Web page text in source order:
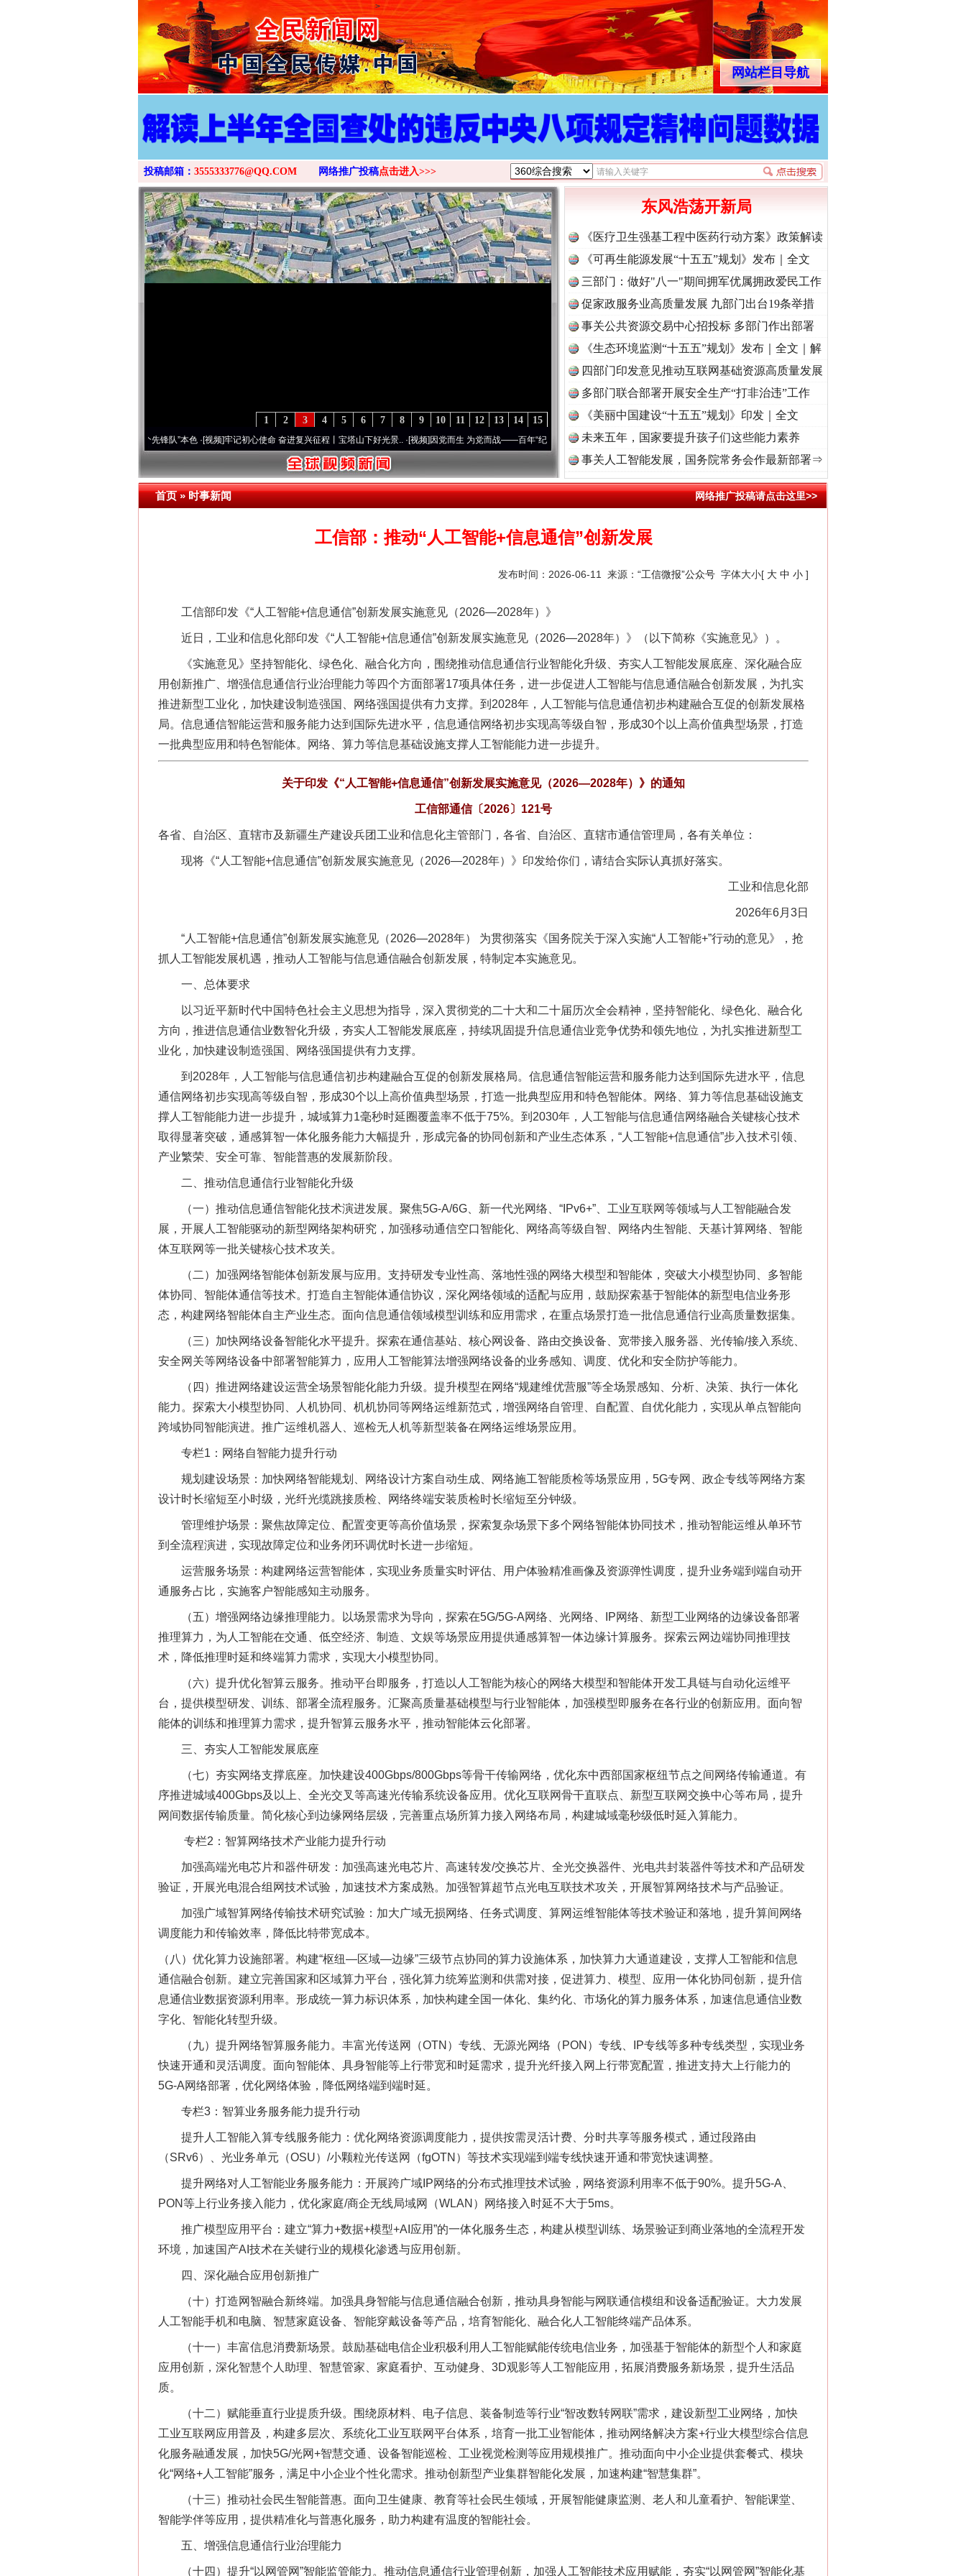
>
网站栏目导航
投稿邮箱： 3555333776@QQ.COM 网络推广投稿点击进入>>>
15
14
13
12
11
10
9
8
7
6
5
4
3
2
1
永葆“两个先锋队”本色·[视频]牢记初心使命 奋进复兴征程丨宝塔山下好光景..·[视频]因党而生 为党而战——百年“纪”事⑧加强纪律.. ·[视频]牢记初心使命 奋进复兴征程丨“转折之城”激荡..·[视频]牢记初心使命 奋进复兴征程丨红船起航处 潮
东风浩荡开新局
《医疗卫生强基工程中医药行动方案》政策解读
《可再生能源发展“十五五”规划》发布｜全文
三部门：做好"八一"期间拥军优属拥政爱民工作
促家政服务业高质量发展 九部门出台19条举措
事关公共资源交易中心招投标 多部门作出部署
《生态环境监测“十五五”规划》发布｜全文｜解
读
四部门印发意见推动互联网基础资源高质量发展
多部门联合部署开展安全生产“打非治违”工作
《美丽中国建设“十五五”规划》印发｜全文
未来五年，国家要提升孩子们这些能力素养
事关人工智能发展，国务院常务会作最新部署⇒
首页»时事新闻 网络推广投稿请点击这里>>
工信部：推动“人工智能+信息通信”创新发展
发布时间：2026-06-11 来源： “工信微报”公众号 字体大小[ 大 中 小 ]
工信部印发《“人工智能+信息通信”创新发展实施意见（2026—2028年）》
近日，工业和信息化部印发《“人工智能+信息通信”创新发展实施意见（2026—2028年）》（以下简称《实施意见》）。
《实施意见》坚持智能化、绿色化、融合化方向，围绕推动信息通信行业智能化升级、夯实人工智能发展底座、深化融合应
用创新推广、增强信息通信行业治理能力等四个方面部署17项具体任务，进一步促进人工智能与信息通信融合创新发展，为扎实
推进新型工业化，加快建设制造强国、网络强国提供有力支撑。到2028年，人工智能与信息通信初步构建融合互促的创新发展格
局。信息通信智能运营和服务能力达到国际先进水平，信息通信网络初步实现高等级自智，形成30个以上高价值典型场景，打造
一批典型应用和特色智能体。网络、算力等信息基础设施支撑人工智能能力进一步提升。
关于印发《“人工智能+信息通信”创新发展实施意见（2026—2028年）》的通知
工信部通信〔2026〕121号
各省、自治区、直辖市及新疆生产建设兵团工业和信息化主管部门，各省、自治区、直辖市通信管理局，各有关单位：
现将《“人工智能+信息通信”创新发展实施意见（2026—2028年）》印发给你们，请结合实际认真抓好落实。
工业和信息化部
2026年6月3日
“人工智能+信息通信”创新发展实施意见（2026—2028年） 为贯彻落实《国务院关于深入实施“人工智能+”行动的意见》，抢
抓人工智能发展机遇，推动人工智能与信息通信融合创新发展，特制定本实施意见。
一、总体要求
以习近平新时代中国特色社会主义思想为指导，深入贯彻党的二十大和二十届历次全会精神，坚持智能化、绿色化、融合化
方向，推进信息通信业数智化升级，夯实人工智能发展底座，持续巩固提升信息通信业竞争优势和领先地位，为扎实推进新型工
业化，加快建设制造强国、网络强国提供有力支撑。
到2028年，人工智能与信息通信初步构建融合互促的创新发展格局。信息通信智能运营和服务能力达到国际先进水平，信息
通信网络初步实现高等级自智，形成30个以上高价值典型场景，打造一批典型应用和特色智能体。网络、算力等信息基础设施支
撑人工智能能力进一步提升，城域算力1毫秒时延圈覆盖率不低于75%。到2030年，人工智能与信息通信网络融合关键核心技术
取得显著突破，通感算智一体化服务能力大幅提升，形成完备的协同创新和产业生态体系，“人工智能+信息通信”步入技术引领、
产业繁荣、安全可靠、智能普惠的发展新阶段。
二、推动信息通信行业智能化升级
（一）推动信息通信智能化技术演进发展。聚焦5G-A/6G、新一代光网络、“IPv6+”、工业互联网等领域与人工智能融合发
展，开展人工智能驱动的新型网络架构研究，加强移动通信空口智能化、网络高等级自智、网络内生智能、天基计算网络、智能
体互联网等一批关键核心技术攻关。
（二）加强网络智能体创新发展与应用。支持研发专业性高、落地性强的网络大模型和智能体，突破大小模型协同、多智能
体协同、智能体通信等技术。打造自主智能体通信协议，深化网络领域的适配与应用，鼓励探索基于智能体的新型电信业务形
态，构建网络智能体自主产业生态。面向信息通信领域模型训练和应用需求，在重点场景打造一批信息通信行业高质量数据集。
（三）加快网络设备智能化水平提升。探索在通信基站、核心网设备、路由交换设备、宽带接入服务器、光传输/接入系统、
安全网关等网络设备中部署智能算力，应用人工智能算法增强网络设备的业务感知、调度、优化和安全防护等能力。
（四）推进网络建设运营全场景智能化能力升级。提升模型在网络“规建维优营服”等全场景感知、分析、决策、执行一体化
能力。探索大小模型协同、人机协同、机机协同等网络运维新范式，增强网络自管理、自配置、自优化能力，实现从单点智能向
跨域协同智能演进。推广运维机器人、巡检无人机等新型装备在网络运维场景应用。
专栏1：网络自智能力提升行动
规划建设场景：加快网络智能规划、网络设计方案自动生成、网络施工智能质检等场景应用，5G专网、政企专线等网络方案
设计时长缩短至小时级，光纤光缆跳接质检、网络终端安装质检时长缩短至分钟级。
管理维护场景：聚焦故障定位、配置变更等高价值场景，探索复杂场景下多个网络智能体协同技术，推动智能运维从单环节
到全流程演进，实现故障定位和业务闭环调优时长进一步缩短。
运营服务场景：构建网络运营智能体，实现业务质量实时评估、用户体验精准画像及资源弹性调度，提升业务端到端自动开
通服务占比，实施客户智能感知主动服务。
（五）增强网络边缘推理能力。以场景需求为导向，探索在5G/5G-A网络、光网络、IP网络、新型工业网络的边缘设备部署
推理算力，为人工智能在交通、低空经济、制造、文娱等场景应用提供通感算智一体边缘计算服务。探索云网边端协同推理技
术，降低推理时延和终端算力需求，实现大小模型协同。
（六）提升优化智算云服务。推动平台即服务，打造以人工智能为核心的网络大模型和智能体开发工具链与自动化运维平
台，提供模型研发、训练、部署全流程服务。汇聚高质量基础模型与行业智能体，加强模型即服务在各行业的创新应用。面向智
能体的训练和推理算力需求，提升智算云服务水平，推动智能体云化部署。
三、夯实人工智能发展底座
（七）夯实网络支撑底座。加快建设400Gbps/800Gbps等骨干传输网络，优化东中西部国家枢纽节点之间网络传输通道。有
序推进城域400Gbps及以上、全光交叉等高速光传输系统设备应用。优化互联网骨干直联点、新型互联网交换中心等布局，提升
网间数据传输质量。简化核心到边缘网络层级，完善重点场所算力接入网络布局，构建城域毫秒级低时延入算能力。
专栏2：智算网络技术产业能力提升行动
加强高端光电芯片和器件研发：加强高速光电芯片、高速转发/交换芯片、全光交换器件、光电共封装器件等技术和产品研发
验证，开展光电混合组网技术试验，加速技术方案成熟。加强智算超节点光电互联技术攻关，开展智算网络技术与产品验证。
加强广域智算网络传输技术研究试验：加大广域无损网络、任务式调度、算网运维智能体等技术验证和落地，提升算间网络
调度能力和传输效率，降低比特带宽成本。
（八）优化算力设施部署。构建“枢纽—区域—边缘”三级节点协同的算力设施体系，加快算力大通道建设，支撑人工智能和信息
通信融合创新。建立完善国家和区域算力平台，强化算力统筹监测和供需对接，促进算力、模型、应用一体化协同创新，提升信
息通信业数据资源利用率。形成统一算力标识体系，加快构建全国一体化、集约化、市场化的算力服务体系，加速信息通信业数
字化、智能化转型升级。
（九）提升网络智算服务能力。丰富光传送网（OTN）专线、无源光网络（PON）专线、IP专线等多种专线类型，实现业务
快速开通和灵活调度。面向智能体、具身智能等上行带宽和时延需求，提升光纤接入网上行带宽配置，推进支持大上行能力的
5G-A网络部署，优化网络体验，降低网络端到端时延。
专栏3：智算业务服务能力提升行动
提升人工智能入算专线服务能力：优化网络资源调度能力，提供按需灵活计费、分时共享等服务模式，通过段路由
（SRv6）、光业务单元（OSU）/小颗粒光传送网（fgOTN）等技术实现端到端专线快速开通和带宽快速调整。
提升网络对人工智能业务服务能力：开展跨广域IP网络的分布式推理技术试验，网络资源利用率不低于90%。提升5G-A、
PON等上行业务接入能力，优化家庭/商企无线局域网（WLAN）网络接入时延不大于5ms。
推广模型应用平台：建立“算力+数据+模型+AI应用”的一体化服务生态，构建从模型训练、场景验证到商业落地的全流程开发
环境，加速国产AI技术在关键行业的规模化渗透与应用创新。
四、深化融合应用创新推广
（十）打造网智融合新终端。加强具身智能与信息通信融合创新，推动具身智能与网联通信模组和设备适配验证。大力发展
人工智能手机和电脑、智慧家庭设备、智能穿戴设备等产品，培育智能化、融合化人工智能终端产品体系。
（十一）丰富信息消费新场景。鼓励基础电信企业积极利用人工智能赋能传统电信业务，加强基于智能体的新型个人和家庭
应用创新，深化智慧个人助理、智慧管家、家庭看护、互动健身、3D观影等人工智能应用，拓展消费服务新场景，提升生活品
质。
（十二）赋能垂直行业提质升级。围绕原材料、电子信息、装备制造等行业“智改数转网联”需求，建设新型工业网络，加快
工业互联网应用普及，构建多层次、系统化工业互联网平台体系，培育一批工业智能体，推动网络解决方案+行业大模型综合信息
化服务融通发展，加快5G/光网+智慧交通、设备智能巡检、工业视觉检测等应用规模推广。推动面向中小企业提供套餐式、模块
化“网络+人工智能”服务，满足中小企业个性化需求。推动创新型产业集群智能化发展，加速构建“智慧集群”。
（十三）推动社会民生智能普惠。面向卫生健康、教育等社会民生领域，开展智能健康监测、老人和儿童看护、智能课堂、
智能学伴等应用，提供精准化与普惠化服务，助力构建有温度的智能社会。
五、增强信息通信行业治理能力
（十四）提升“以网管网”智能监管能力。推动信息通信行业管理创新，加强人工智能技术应用赋能，夯实“以网管网”智能化基